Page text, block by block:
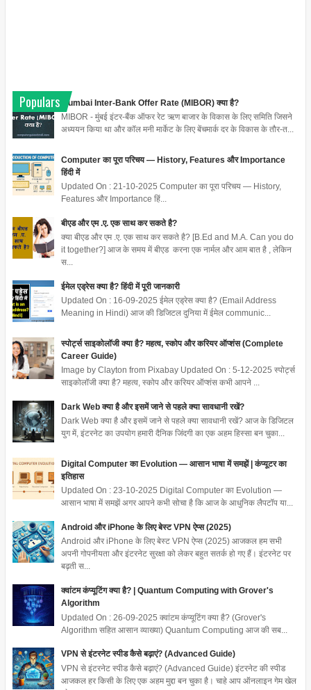
Populars
Mumbai Inter-Bank Offer Rate (MIBOR) क्या है?
MIBOR - मुंबई इंटर-बैंक ऑफर रेट ऋण बाजार के विकास के लिए समिति जिसने
अध्ययन किया था और कॉल मनी मार्केट के लिए बेंचमार्क दर के विकास के तौर-त...
Computer का पूरा परिचय — History, Features और Importance
हिंदी में
Updated On : 21-10-2025 Computer का पूरा परिचय — History,
Features और Importance हिं...
बीएड और एम .ए. एक साथ कर सकते है?
क्या बीएड और एम .ए. एक साथ कर सकते है? [B.Ed and M.A. Can you do
it together?] आज के समय में बीएड करना एक नार्मल और आम बात है , लेकिन
स...
ईमेल एड्रेस क्या है? हिंदी में पूरी जानकारी
Updated On : 16-09-2025 ईमेल एड्रेस क्या है? (Email Address
Meaning in Hindi) आज की डिजिटल दुनिया में ईमेल communic...
स्पोर्ट्स साइकोलॉजी क्या है? महत्व, स्कोप और करियर ऑप्शंस (Complete
Career Guide)
Image by Clayton from Pixabay Updated On : 5-12-2025 स्पोर्ट्स
साइकोलॉजी क्या है? महत्व, स्कोप और करियर ऑप्शंस कभी आपने ...
Dark Web क्या है और इसमें जाने से पहले क्या सावधानी रखें?
Dark Web क्या है और इसमें जाने से पहले क्या सावधानी रखें? आज के डिजिटल
युग में, इंटरनेट का उपयोग हमारी दैनिक जिंदगी का एक अहम हिस्सा बन चुका...
Digital Computer का Evolution — आसान भाषा में समझें | कंप्यूटर का
इतिहास
Updated On : 23-10-2025 Digital Computer का Evolution —
आसान भाषा में समझें अगर आपने कभी सोचा है कि आज के आधुनिक लैपटॉप या...
Android और iPhone के लिए बेस्ट VPN ऐप्स (2025)
Android और iPhone के लिए बेस्ट VPN ऐप्स (2025) आजकल हम सभी
अपनी गोपनीयता और इंटरनेट सुरक्षा को लेकर बहुत सतर्क हो गए हैं। इंटरनेट पर
बढ़ती स...
क्वांटम कंप्यूटिंग क्या है? | Quantum Computing with Grover's
Algorithm
Updated On : 26-09-2025 क्वांटम कंप्यूटिंग क्या है? (Grover's
Algorithm सहित आसान व्याख्या) Quantum Computing आज की सब...
VPN से इंटरनेट स्पीड कैसे बढ़ाएं? (Advanced Guide)
VPN से इंटरनेट स्पीड कैसे बढ़ाएं? (Advanced Guide) इंटरनेट की स्पीड
आजकल हर किसी के लिए एक अहम मुद्दा बन चुका है। चाहे आप ऑनलाइन गेम खेल